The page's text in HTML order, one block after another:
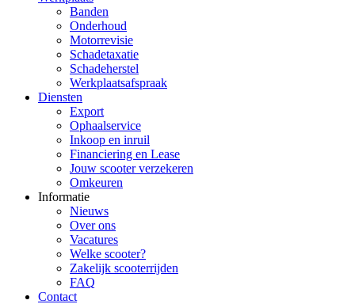
Banden
Onderhoud
Motorrevisie
Schadetaxatie
Schadeherstel
Werkplaatsafspraak
Diensten
Export
Ophaalservice
Inkoop en inruil
Financiering en Lease
Jouw scooter verzekeren
Omkeuren
Informatie
Nieuws
Over ons
Vacatures
Welke scooter?
Zakelijk scooterrijden
FAQ
Contact